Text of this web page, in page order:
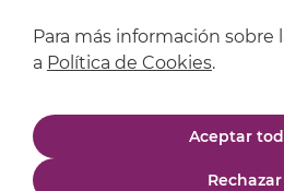
Política
Para más información sobre
a Política de Cookies.
Aceptar
Rechazar